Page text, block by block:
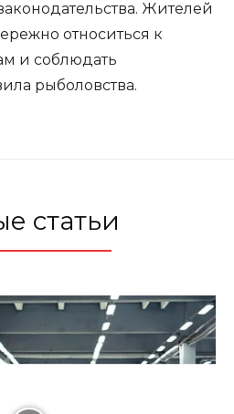
Жителей
относиться к
и соблюдать
рыболовства.
статьи